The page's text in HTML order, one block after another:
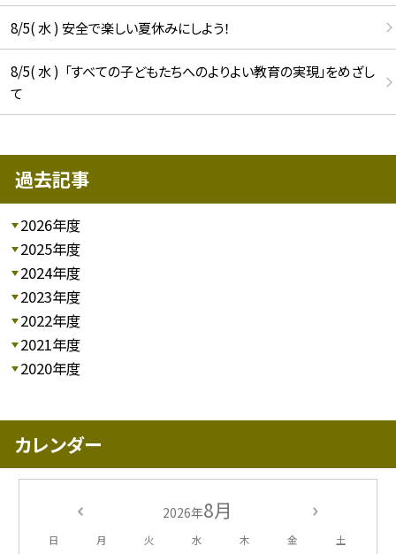
8/5( 水 ) 安全で楽しい夏休みにしよう！
8/5( 水 ) 「すべての子どもたちへのよりよい教育の実現」をめざし
て
過去記事
2026年度
2025年度
2024年度
2023年度
2022年度
2021年度
2020年度
カレンダー
2026年8月
日 月 火 水 木 金 土